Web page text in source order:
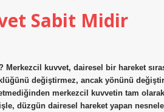
Sabit Midir
kuvvet, dairesel bir hareket
değiştirmez, ancak yönünü
merkezcil kuvvetin tam
düzgün dairesel hareket yapan